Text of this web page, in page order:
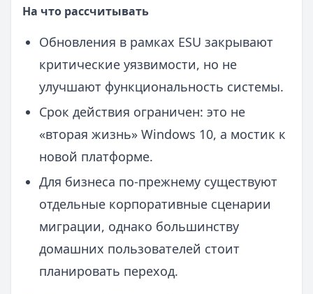
На что рассчитывать
Обновления в рамках ESU закрывают
критические уязвимости, но не
улучшают функциональность системы.
Срок действия ограничен: это не
«вторая жизнь» Windows 10, а мостик к
новой платформе.
Для бизнеса по-прежнему существуют
отдельные корпоративные сценарии
миграции, однако большинству
домашних пользователей стоит
планировать переход.